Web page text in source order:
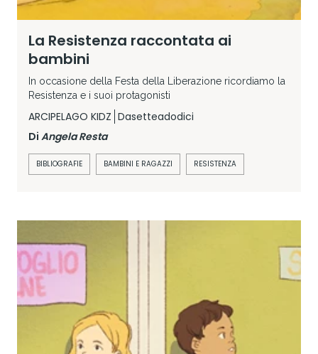
La Resistenza raccontata ai
bambini
In occasione della Festa della Liberazione ricordiamo la
Resistenza e i suoi protagonisti
ARCIPELAGO KIDZ Dasetteadodici
Di Angela Resta
BIBLIOGRAFIE BAMBINI E RAGAZZI RESISTENZA